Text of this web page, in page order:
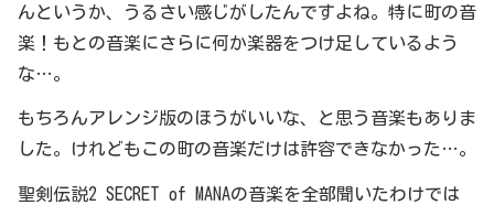
んというか、うるさい感じがしたんですよね。特に町の音
楽！もとの音楽にさらに何か楽器をつけ足しているよう
な…。
もちろんアレンジ版のほうがいいな、と思う音楽もありま
した。けれどもこの町の音楽だけは許容できなかった…。
聖剣伝説2 SECRET of MANAの音楽を全部聞いたわけでは